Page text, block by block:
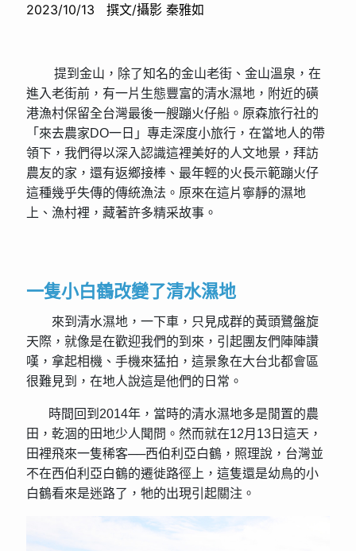
2023/10/13 撰文/攝影 秦雅如
提到金山，除了知名的金山老街、金山溫泉，在
進入老街前，有一片生態豐富的清水濕地，附近的磺
港漁村保留全台灣最後一艘蹦火仔船。原森旅行社的
「來去農家DO一日」專走深度小旅行，在當地人的帶
領下，我們得以深入認識這裡美好的人文地景，拜訪
農友的家，還有返鄉接棒、最年輕的火長示範蹦火仔
這種幾乎失傳的傳統漁法。原來在這片寧靜的濕地
上、漁村裡，藏著許多精采故事。
一隻小白鶴改變了清水濕地
來到清水濕地，一下車，只見成群的黃頭鷺盤旋
天際，就像是在歡迎我們的到來，引起團友們陣陣讚
嘆，拿起相機、手機來猛拍，這景象在大台北都會區
很難見到，在地人說這是他們的日常。
時間回到2014年，當時的清水濕地多是閒置的農
田，乾涸的田地少人聞問。然而就在12月13日這天，
田裡飛來一隻稀客──西伯利亞白鶴，照理說，台灣並
不在西伯利亞白鶴的遷徙路徑上，這隻還是幼鳥的小
白鶴看來是迷路了，牠的出現引起關注。